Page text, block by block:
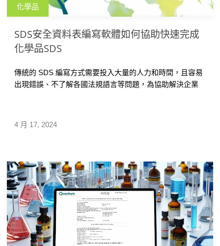
化學品
SDS安全資料表編寫軟體如何協助快速完成
化學品SDS
4 月 17, 2024
傳統的 SDS 編寫方式需要投入大量的人力和時間，且容易
出現錯誤、不了解各國法規語言等問題，為協助解決企業
例，說明 SDS 安全資料表編寫軟體如何協助快速完成化學